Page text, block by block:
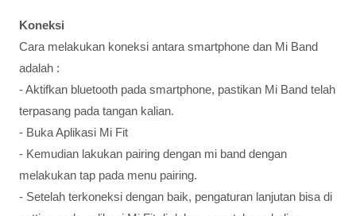
Koneksi
Cara melakukan koneksi antara smartphone dan Mi Band
adalah :
- Aktifkan bluetooth pada smartphone, pastikan Mi Band telah
terpasang pada tangan kalian.
- Buka Aplikasi Mi Fit
- Kemudian lakukan pairing dengan mi band dengan
melakukan tap pada menu pairing.
- Setelah terkoneksi dengan baik, pengaturan lanjutan bisa di